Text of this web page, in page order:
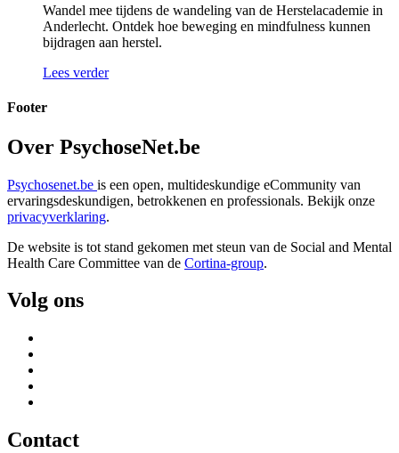
Wandel mee tijdens de wandeling van de Herstelacademie in
Anderlecht. Ontdek hoe beweging en mindfulness kunnen
bijdragen aan herstel.
Lees verder
Footer
Over PsychoseNet.be
Psychosenet.be is een open, multideskundige eCommunity van
ervaringsdeskundigen, betrokkenen en professionals. Bekijk onze
privacyverklaring.
De website is tot stand gekomen met steun van de Social and Mental
Health Care Committee van de Cortina-group.
Volg ons
Contact